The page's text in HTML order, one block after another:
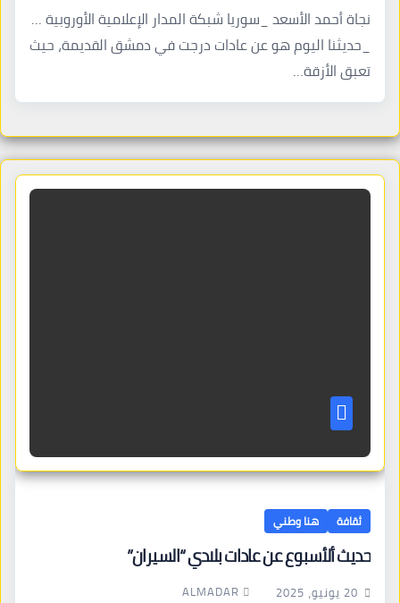
نجاة أحمد الأسعد _سوريا شبكة المدار الإعلامية الأوروبية …
_حديثنا اليوم هو عن عادات درجت في دمشق القديمة، حيث
تعبق الأزقة…
ثقافة هنا وطني
حديث ألأسبوع عن عادات بلادي “السيران”
20 يونيو، 2025 ALMADAR